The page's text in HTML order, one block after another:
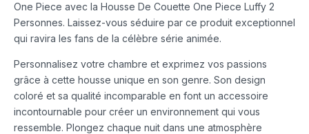
One Piece avec la Housse De Couette One Piece Luffy 2
Personnes. Laissez-vous séduire par ce produit exceptionnel
qui ravira les fans de la célèbre série animée.
Personnalisez votre chambre et exprimez vos passions
grâce à cette housse unique en son genre. Son design
coloré et sa qualité incomparable en font un accessoire
incontournable pour créer un environnement qui vous
ressemble. Plongez chaque nuit dans une atmosphère